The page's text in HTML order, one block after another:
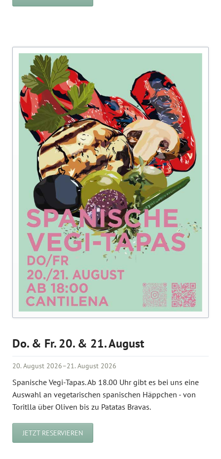
Do. & Fr. 20. & 21. August
20. August 2026–21. August 2026
Spanische Vegi-Tapas. Ab 18.00 Uhr gibt es bei uns eine
Auswahl an vegetarischen spanischen Häppchen - von
Toritlla über Oliven bis zu Patatas Bravas.
JETZT RESERVIEREN